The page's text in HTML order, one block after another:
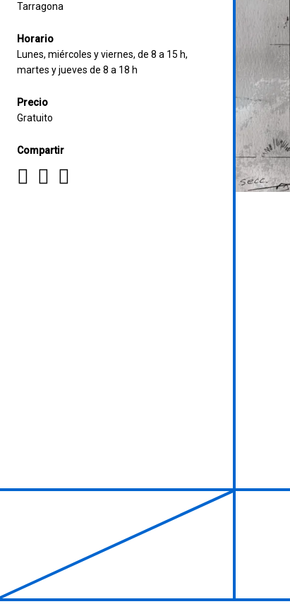
Tarragona
Horario
Lunes, miércoles y viernes, de 8 a 15 h,
martes y jueves de 8 a 18 h
Precio
Gratuito
Compartir